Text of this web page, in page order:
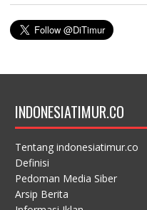
INDONESIATIMUR.CO
Tentang indonesiatimur.co
Definisi
Pedoman Media Siber
Arsip Berita